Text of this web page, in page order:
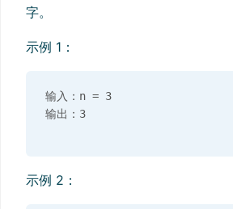
字。
示例 1：
输入：n = 3
示例 2：